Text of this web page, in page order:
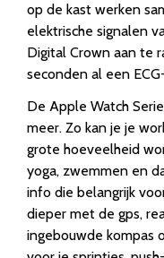
op de kast werken
elektrische signalen
Digital Crown aan te
seconden al een
De Apple Watch
meer. Zo kan je je
grote hoeveelheid
yoga, zwemmen en
info die belangrijk
dieper met de gps,
ingebouwde kompas